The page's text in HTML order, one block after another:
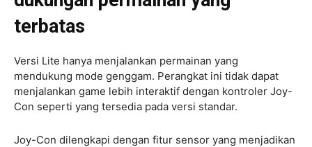
terbatas
Versi Lite hanya menjalankan permainan yang
mendukung mode genggam. Perangkat ini tidak dapat
menjalankan game lebih interaktif dengan kontroler Joy-
Con seperti yang tersedia pada versi standar.
Joy-Con dilengkapi dengan fitur sensor yang menjadikan